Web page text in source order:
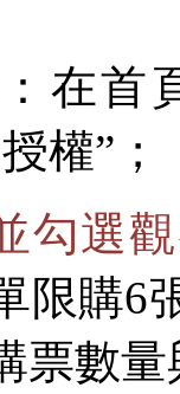
首頁
權”；
勾選
限購6
票數